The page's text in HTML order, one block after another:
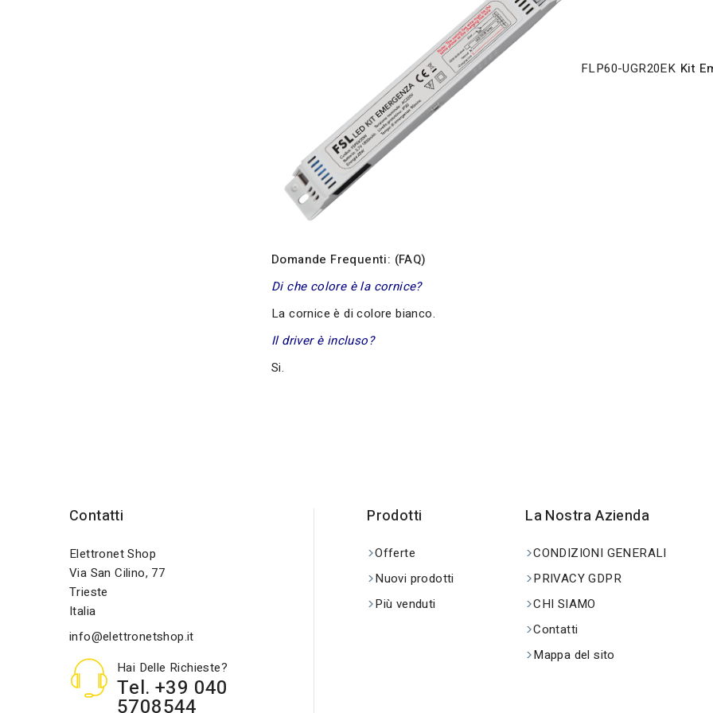
FLP60-UGR20EK Kit
Domande Frequenti: (FAQ)
Di che colore è la cornice?
La cornice è di colore bianco.
Il driver è incluso?
Si.
Contatti
Elettronet Shop
Via San Cilino, 77
Trieste
Italia
info@elettronetshop.it
Hai Delle Richieste?
Tel. +39 040
5708544
Prodotti
Offerte
Nuovi prodotti
Più venduti
La Nostra Azienda
CONDIZIONI GENERALI
PRIVACY GDPR
CHI SIAMO
Contatti
Mappa del sito